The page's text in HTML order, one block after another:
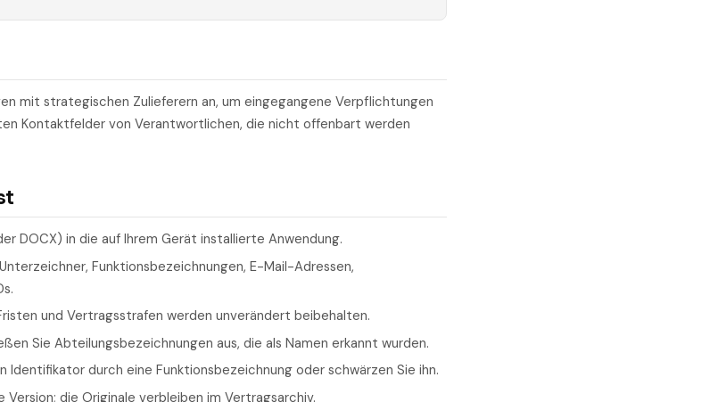
mit strategischen Zulieferern an, um eingegangene Verpflichtungen
Kontaktfelder von Verantwortlichen, die nicht offenbart werden
DOCX) in die auf Ihrem Gerät installierte Anwendung.
Funktionsbezeichnungen, E-Mail-Adressen,
und Vertragsstrafen werden unverändert beibehalten.
Sie Abteilungsbezeichnungen aus, die als Namen erkannt wurden.
Identifikator durch eine Funktionsbezeichnung oder schwärzen Sie ihn.
die Originale verbleiben im Vertragsarchiv.